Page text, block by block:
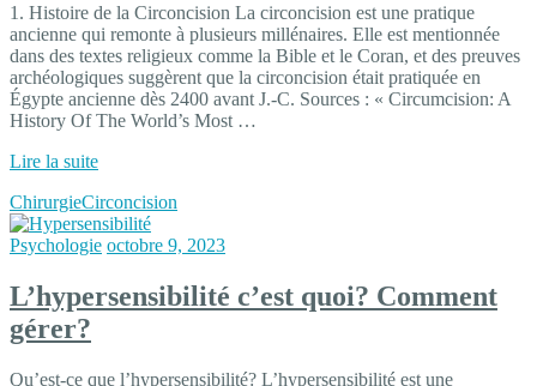
1. Histoire de la Circoncision La circoncision est une pratique
ancienne qui remonte à plusieurs millénaires. Elle est mentionnée
dans des textes religieux comme la Bible et le Coran, et des preuves
archéologiques suggèrent que la circoncision était pratiquée en
Égypte ancienne dès 2400 avant J.-C. Sources : « Circumcision: A
History Of The World’s Most …
Lire la suite
ChirurgieCirconcision
Psychologie octobre 9, 2023
L’hypersensibilité c’est quoi? Comment
gérer?
Qu’est-ce que l’hypersensibilité? L’hypersensibilité est une